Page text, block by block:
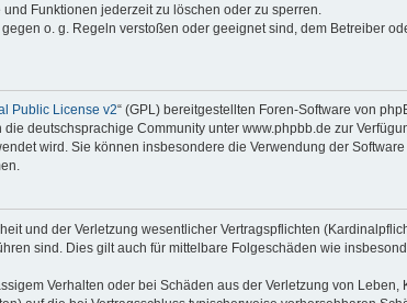
Funktionen jederzeit zu löschen oder zu sperren.
o. g. Regeln verstoßen oder geeignet sind, dem Betreiber
Public License v2“ (GPL) bereitgestellten Foren-Software von
deutschsprachige Community unter www.phpbb.de zur
wird. Sie können insbesondere die Verwendung der Software
und der Verletzung wesentlicher Vertragspflichten
sind. Dies gilt auch für mittelbare Folgeschäden wie
Verhalten oder bei Schäden aus der Verletzung von Leben,